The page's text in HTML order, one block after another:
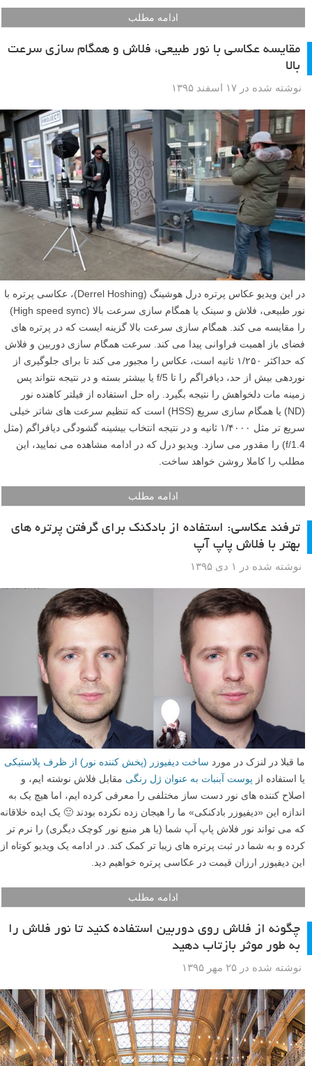
ادامه مطلب
مقایسه عکاسی با نور طبیعی، فلاش و همگام سازی سرعت
بالا
نوشته شده در ۱۷ اسفند ۱۳۹۵
در این ویدیو عکاس پرتره درل هوشینگ (Derrel Hoshing)، عکاسی پرتره با
نور طبیعی، فلاش و سینک یا همگام سازی سرعت بالا (High speed sync)
را مقایسه می کند. همگام سازی سرعت بالا گزینه ایست که در پرتره های
فضای باز اهمیت فراوانی پیدا می کند. سرعت همگام سازی دوربین و فلاش
که حداکثر ۱/۲۵۰ ثانیه است، عکاس را مجبور می کند تا برای جلوگیری از
نوردهی بیش از حد، دیافراگم را تا f/5 یا بیشتر بسته و در نتیجه نتواند پس
زمینه مات دلخواهش را نتیجه بگیرد. راه حل استفاده از فیلتر کاهنده نور
(ND) یا همگام سازی سریع (HSS) است که تنظیم سرعت های شاتر خیلی
سریع تر مثل ۱/۴۰۰۰ ثانیه و در نتیجه انتخاب بیشینه گشودگی دیافراگم (مثل
f/1.4) را مقدور می سازد. ویدیو درل که در ادامه مشاهده می نمایید، این
مطلب را کاملا روشن خواهد ساخت.
ادامه مطلب
ترفند عکاسی: استفاده از بادکنک برای گرفتن پرتره های
بهتر با فلاش پاپ آپ
نوشته شده در ۱ دی ۱۳۹۵
ما قبلا در لنزک در مورد ساخت دیفیوزر (پخش کننده نور) از ظرف پلاستیکی
یا استفاده از پوست آبنبات به عنوان ژل رنگی مقابل فلاش نوشته ایم، و
اصلاح کننده های نور دست ساز مختلفی را معرفی کرده ایم، اما هیچ یک به
اندازه این «دیفیوزر بادکنکی» ما را هیجان زده نکرده بودند 🙂 یک ایده خلاقانه
که می تواند نور فلاش پاپ آپ شما (یا هر منبع نور کوچک دیگری) را نرم تر
کرده و به شما در ثبت پرتره های زیبا تر کمک کند. در ادامه یک ویدیو کوتاه از
این دیفیوزر ارزان قیمت در عکاسی پرتره خواهیم دید.
ادامه مطلب
چگونه از فلاش روی دوربین استفاده کنید تا نور فلاش را
به طور موثر بازتاب دهید
نوشته شده در ۲۵ مهر ۱۳۹۵